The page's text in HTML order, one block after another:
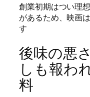
創業初期はつい理
があるため、映画
す
後味の悪
しも報わ
料